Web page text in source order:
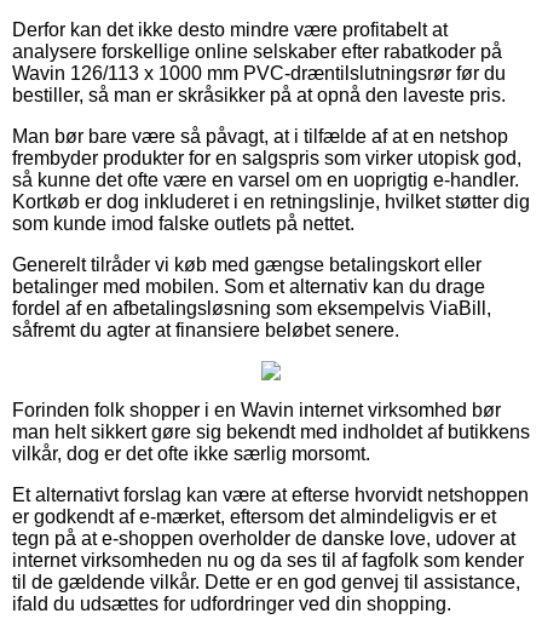
Derfor kan det ikke desto mindre være profitabelt at
analysere forskellige online selskaber efter rabatkoder på
Wavin 126/113 x 1000 mm PVC-dræntilslutningsrør før du
bestiller, så man er skråsikker på at opnå den laveste pris.
Man bør bare være så påvagt, at i tilfælde af at en netshop
frembyder produkter for en salgspris som virker utopisk god,
så kunne det ofte være en varsel om en uoprigtig e-handler.
Kortkøb er dog inkluderet i en retningslinje, hvilket støtter dig
som kunde imod falske outlets på nettet.
Generelt tilråder vi køb med gængse betalingskort eller
betalinger med mobilen. Som et alternativ kan du drage
fordel af en afbetalingsløsning som eksempelvis ViaBill,
såfremt du agter at finansiere beløbet senere.
Forinden folk shopper i en Wavin internet virksomhed bør
man helt sikkert gøre sig bekendt med indholdet af butikkens
vilkår, dog er det ofte ikke særlig morsomt.
Et alternativt forslag kan være at efterse hvorvidt netshoppen
er godkendt af e-mærket, eftersom det almindeligvis er et
tegn på at e-shoppen overholder de danske love, udover at
internet virksomheden nu og da ses til af fagfolk som kender
til de gældende vilkår. Dette er en god genvej til assistance,
ifald du udsættes for udfordringer ved din shopping.